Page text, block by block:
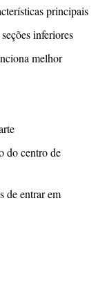
principais
inferiores
melhor
do centro de
de entrar em